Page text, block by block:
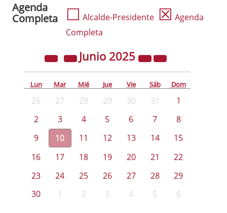
Agenda
Completa
☐ Alcalde-Presidente ☒ Agenda
Completa
Junio 2025
Lun Mar Mié Jue Vie Sáb Dom
26 27 28 29 30 31
1
2
3 4 5 6 7
8
9
10 11 12 13 14
15
16
17 18 19 20 21
22
23
24 25 26 27 28
29
30
1 2 3 4 5 6